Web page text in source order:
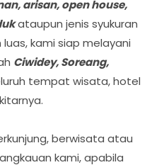
arisan, open house,
ataupun jenis syukuran
kami siap melayani
Ciwidey, Soreang,
tempat wisata, hotel
berwisata atau
kami, apabila